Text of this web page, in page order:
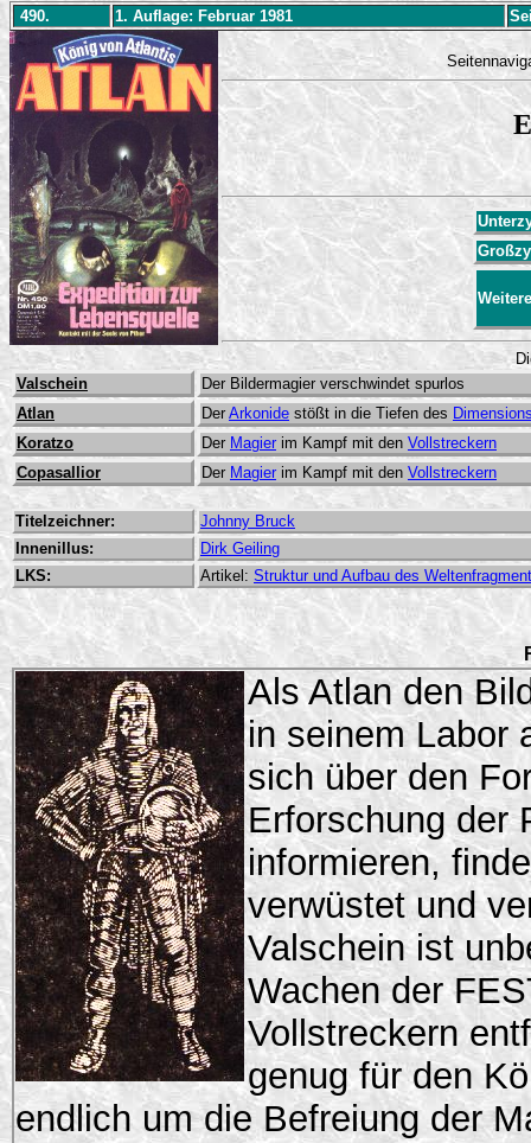
490. 1. Auflage: Februar 1981
Valschein
Der Bildermagier verschwindet spurlos
Atlan
Der Arkonide stößt in die Tiefen des
Koratzo
Der Magier im Kampf mit den Vollstreckern
Copasallior
Der Magier im Kampf mit den Vollstreckern
Titelzeichner:
Johnny Bruck
Innenillus:
Dirk Geiling
LKS:
Artikel: Struktur und Aufbau des
Als Atlan den
in seinem Labor
sich über den
Erforschung der
informieren,
verwüstet und
Valschein ist
Wachen der
Vollstreckern
genug für den
endlich um die Befreiung der